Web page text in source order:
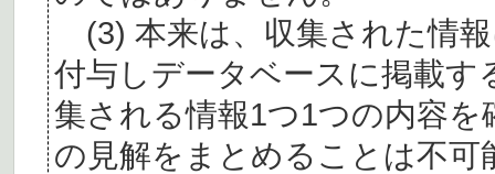
(3) 本来は、収集された情
付与しデータベースに掲載
集される情報1つ1つの内容
の見解をまとめることは不